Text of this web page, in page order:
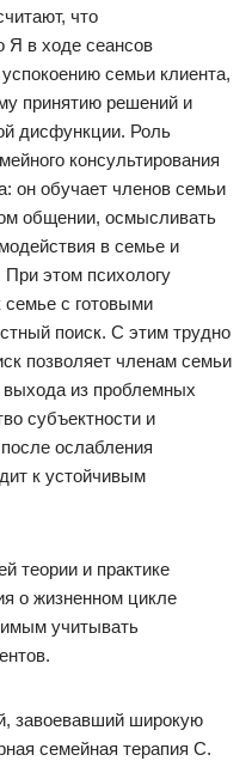
что
Я в ходе сеансов
семьи клиента,
принятию решений и
дисфункции. Роль
консультирования
он обучает членов семьи
общении, осмысливать
в семье и
этом психологу
семье с готовыми
поиск. С этим трудно
позволяет членам семьи
из проблемных
субъектности и
ослабления
к устойчивым
теории и практике
о жизненном цикле
учитывать
завоевавший широкую
семейная терапия С.